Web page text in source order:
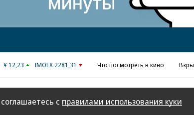
¥ 12,23 IMOEX 2281,31 Что посмотреть в кино
с правилами использования куки